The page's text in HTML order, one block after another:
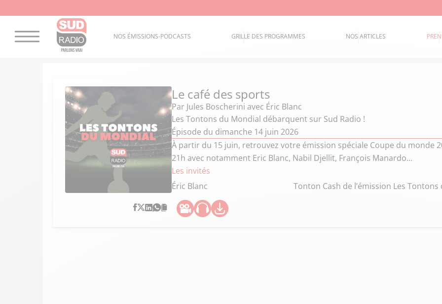
NOS ÉMISSIONS-PODCASTS GRILLE DES PROGRAMMES NOS ARTICLES
Le café des sports
Par Jules Boscherini avec Éric Blanc
Les Tontons du Mondial débarquent sur Sud Radio !
Épisode du dimanche 14 juin 2026
À partir du 15 juin, retrouvez votre émission spéciale Coupe du monde
21h avec notamment Eric Blanc, Nabil Djellit, François Manardo...
Les invités
Éric Blanc
Tonton Cash de l’émission Les